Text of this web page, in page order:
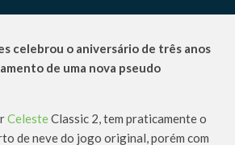
celebrou o aniversário de três anos
de uma nova pseudo
CelesteClassic 2, tem praticamente o
de neve do jogo original, porém com